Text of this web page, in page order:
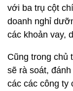
với ba trụ cột
doanh nghỉ
các khoản vay,
Cũng trong chủ
sẽ rà soát,
các các công ty